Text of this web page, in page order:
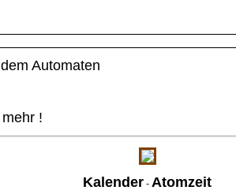
Automaten
!
Kalender - Atomzeit